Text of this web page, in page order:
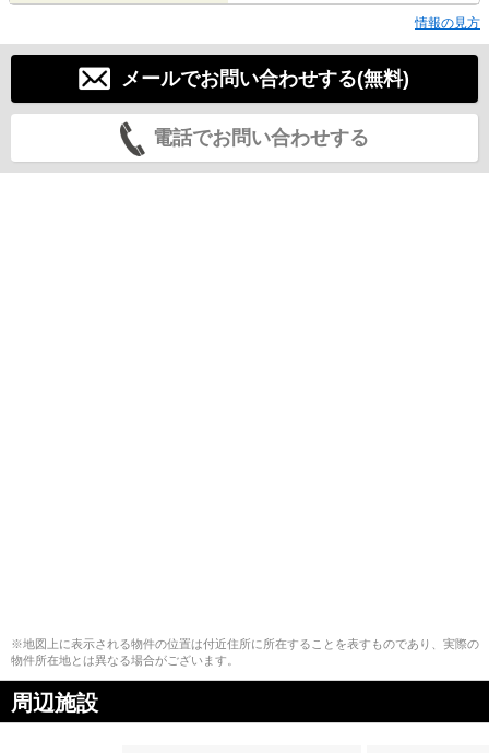
情報の見方
メールでお問い合わせする(無料)
電話でお問い合わせする
※地図上に表示される物件の位置は付近住所に所在することを表すものであり、実際の
物件所在地とは異なる場合がございます。
周辺施設